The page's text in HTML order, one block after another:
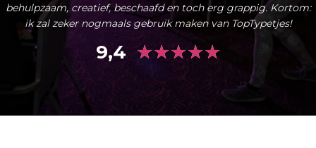
behulpzaam, creatief, beschaafd en toch erg grappig. Kortom:
ik zal zeker nogmaals gebruik maken van TopTypetjes!
9,4 ★★★★★